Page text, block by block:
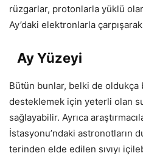
rüzgarlar, protonlarla yüklü
Ay’daki elektronlarla
Ay Yüzeyi
Bütün bunlar, belki de oldukça
desteklemek için yeterli olan
sağlayabilir. Ayrıca
İstasyonu’ndaki astronotların
terinden elde edilen sıvıyı